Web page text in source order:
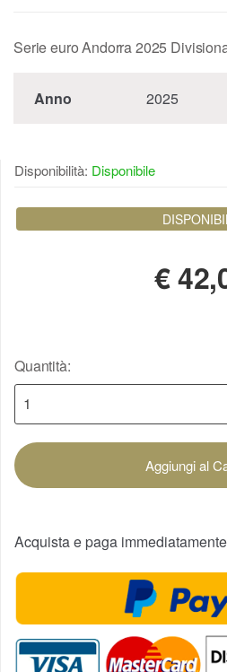
Serie euro Andorra 2025
Anno 2025
Disponibilità: Disponibile
€
Quantità:
Aggiungi al
Acquista e paga